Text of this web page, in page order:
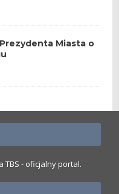
Miasta o
TBS - oficjalny portal.